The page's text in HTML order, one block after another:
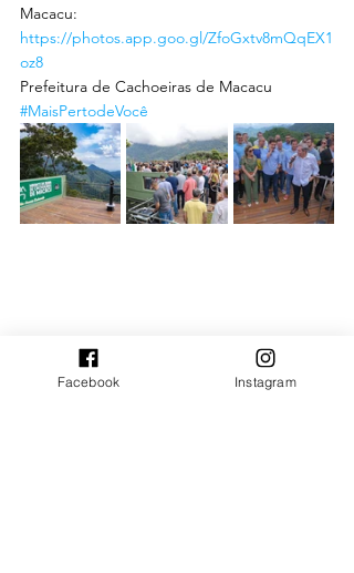
Macacu:
https://photos.app.goo.gl/ZfoGxtv8mQqEX1
oz8
Prefeitura de Cachoeiras de Macacu
#MaisPertodeVocê
Facebook Instagram